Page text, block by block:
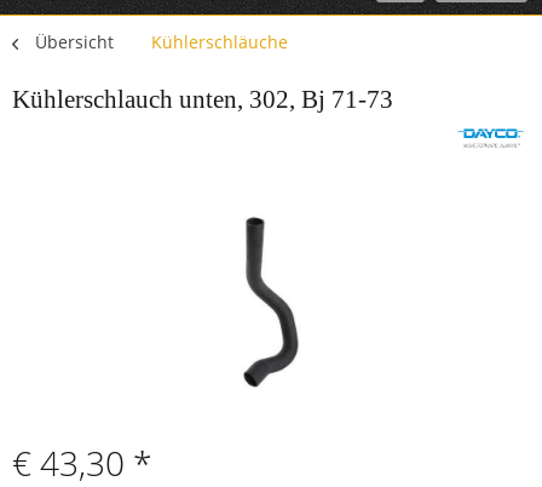
Übersicht Kühlerschläuche
Kühlerschlauch unten, 302, Bj 71-73
€ 43,30 *